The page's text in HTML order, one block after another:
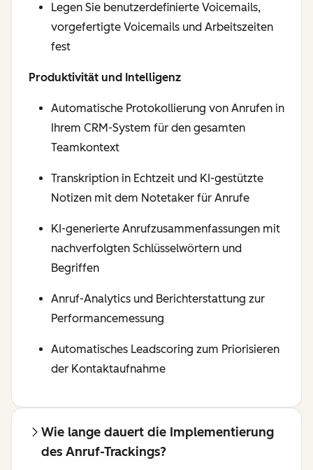
Legen Sie benutzerdefinierte Voicemails,
vorgefertigte Voicemails und Arbeitszeiten
fest
Produktivität und Intelligenz
Automatische Protokollierung von Anrufen in
Ihrem CRM-System für den gesamten
Teamkontext
Transkription in Echtzeit und KI-gestützte
Notizen mit dem Notetaker für Anrufe
KI-generierte Anrufzusammenfassungen mit
nachverfolgten Schlüsselwörtern und
Begriffen
Anruf-Analytics und Berichterstattung zur
Performancemessung
Automatisches Leadscoring zum Priorisieren
der Kontaktaufnahme
Wie lange dauert die Implementierung
des Anruf-Trackings?